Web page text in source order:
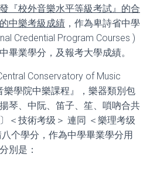
『校外音樂水平等級考試』的合
中樂考級成績 ，作為卑詩省中學
Credential Program Courses )
畢業學分，及報考大學成績。
Conservatory of Music
樂學院中樂課程』，樂器類別包
琴、中阮、笛子、笙、嗩吶合共
＜技術考级＞ 連同 ＜樂理考级
个學分，作為中學畢業學分用
別是：